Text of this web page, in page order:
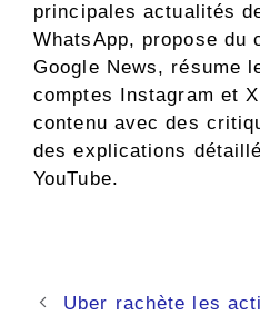
principales actualités
WhatsApp, propose du
Google News, résume
comptes Instagram et
contenu avec des
des explications
YouTube.
Navigation
Uber rachète les